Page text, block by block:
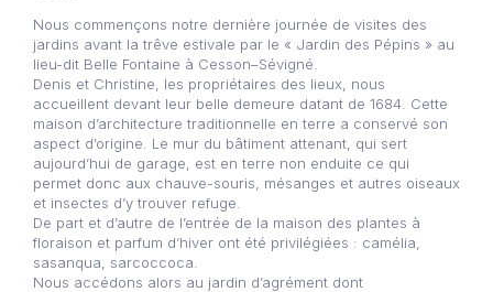
Nous commençons notre dernière journée de visites des
jardins avant la trêve estivale par le « Jardin des Pépins » au
lieu-dit Belle Fontaine à Cesson–Sévigné.
Denis et Christine, les propriétaires des lieux, nous
accueillent devant leur belle demeure datant de 1684. Cette
maison d’architecture traditionnelle en terre a conservé son
aspect d’origine. Le mur du bâtiment attenant, qui sert
aujourd’hui de garage, est en terre non enduite ce qui
permet donc aux chauve-souris, mésanges et autres oiseaux
et insectes d’y trouver refuge.
De part et d’autre de l’entrée de la maison des plantes à
floraison et parfum d’hiver ont été privilégiées : camélia,
sasanqua, sarcoccoca.
Nous accédons alors au jardin d’agrément dont